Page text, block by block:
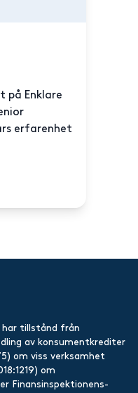
på Enklare
erfarenhet
har tillstånd från
av konsumentkrediter
om viss verksamhet
om
Finansinspektionens-